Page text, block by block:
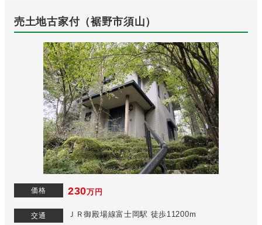
売土地古家付（裾野市須山）
価格 230万円
交通 ＪＲ御殿場線富士岡駅 徒歩11200m